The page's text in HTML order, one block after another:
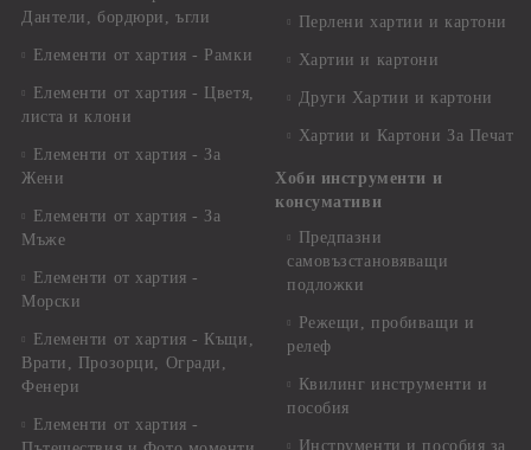
Дантели, бордюри, ъгли
Елементи от хартия - Рамки
Елементи от хартия - Цветя,
листа и клони
Елементи от хартия - За
Жени
Елементи от хартия - За
Мъже
Елементи от хартия -
Морски
Елементи от хартия - Къщи,
Врати, Прозорци, Огради,
Фенери
Елементи от хартия -
Перлени хартии и картони
Хартии и картони
Други Хартии и картони
Хартии и Картони За Печат
Хоби инструменти и
консумативи
Предпазни
самовъзстановяващи
подложки
Режещи, пробиващи и
релеф
Квилинг инструменти и
пособия
Инструменти и пособия за